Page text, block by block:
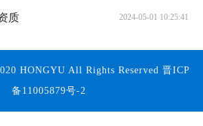
质 2024-05-01 10:25:41
HONGYU All Rights Reserved 晋ICP
备11005879号-2